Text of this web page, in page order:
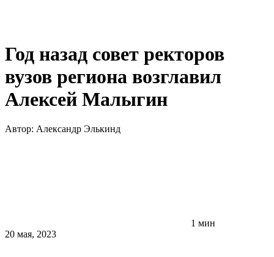
Год назад совет ректоров
вузов региона возглавил
Алексей Малыгин
Автор: Александр Элькинд
1 мин
20 мая, 2023